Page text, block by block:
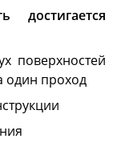
достигается
поверхностей
один проход